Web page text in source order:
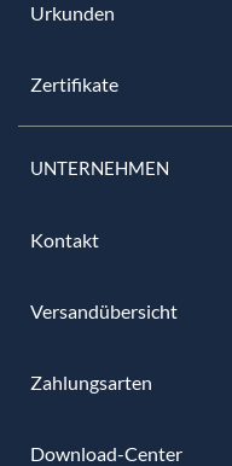
Urkunden
Zertifikate
UNTERNEHMEN
Kontakt
Versandübersicht
Zahlungsarten
Download-Center